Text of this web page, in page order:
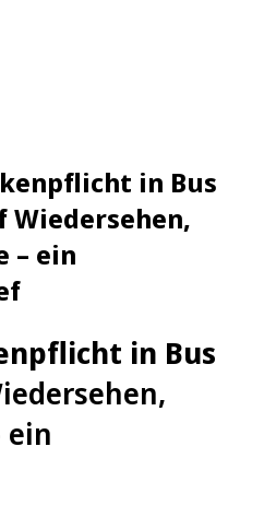
in Bus
Wiedersehen,
– ein
in Bus
ein